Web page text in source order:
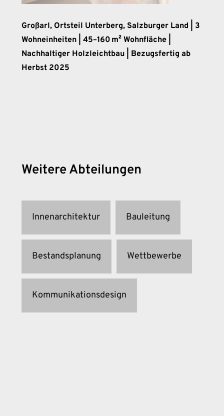
Großarl, Ortsteil Unterberg, Salzburger Land | 3
Wohneinheiten | 45–160 m² Wohnfläche |
Nachhaltiger Holzleichtbau | Bezugsfertig ab
Herbst 2025
Weitere Abteilungen
Innenarchitektur Bauleitung
Bestandsplanung Wettbewerbe
Kommunikationsdesign